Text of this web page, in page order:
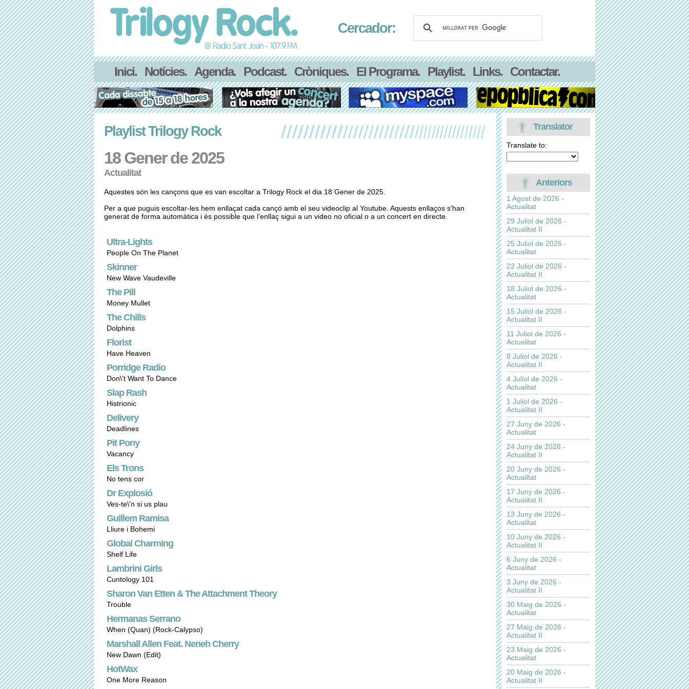
Cercador:
Inici. Notícies. Agenda. Podcast. Cròniques. El Programa. Playlist. Links. Contactar.
Playlist Trilogy Rock
18 Gener de 2025
Actualitat
Aquestes són les cançons que es van escoltar a Trilogy Rock el dia 18 Gener de 2025.
Per a que puguis escoltar-les hem enllaçat cada cançó amb el seu videoclip al Youtube. Aquests enllaços s'han
generat de forma automàtica i és possible que l'enllaç sigui a un video no oficial o a un concert en directe.
Ultra-Lights
People On The Planet
Skinner
New Wave Vaudeville
The Pill
Money Mullet
The Chills
Dolphins
Florist
Have Heaven
Porridge Radio
Don\'t Want To Dance
Slap Rash
Histrionic
Delivery
Deadlines
Pit Pony
Vacancy
Els Trons
No tens cor
Dr Explosió
Ves-te\'n si us plau
Guillem Ramisa
Lliure i Bohemi
Global Charming
Shelf Life
Lambrini Girls
Cuntology 101
Sharon Van Etten & The Attachment Theory
Trouble
Hermanas Serrano
When (Quan) (Rock-Calypso)
Marshall Allen Feat. Neneh Cherry
New Dawn (Edit)
HotWax
One More Reason
Translator
Translate to:
Anteriors
1 Agost de 2026 -
Actualitat
29 Juliol de 2026 -
Actualitat II
25 Juliol de 2026 -
Actualitat
22 Juliol de 2026 -
Actualitat II
18 Juliol de 2026 -
Actualitat
15 Juliol de 2026 -
Actualitat II
11 Juliol de 2026 -
Actualitat
8 Juliol de 2026 -
Actualitat II
4 Juliol de 2026 -
Actualitat
1 Juliol de 2026 -
Actualitat II
27 Juny de 2026 -
Actualitat
24 Juny de 2026 -
Actualitat II
20 Juny de 2026 -
Actualitat
17 Juny de 2026 -
Actualitat II
13 Juny de 2026 -
Actualitat
10 Juny de 2026 -
Actualitat II
6 Juny de 2026 -
Actualitat
3 Juny de 2026 -
Actualitat II
30 Maig de 2026 -
Actualitat
27 Maig de 2026 -
Actualitat II
23 Maig de 2026 -
Actualitat
20 Maig de 2026 -
Actualitat II